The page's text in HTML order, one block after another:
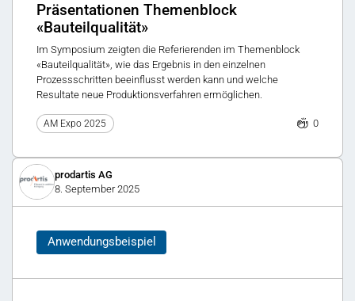
Präsentationen Themenblock
«Bauteilqualität»
Im Symposium zeigten die Referierenden im Themenblock
«Bauteilqualität», wie das Ergebnis in den einzelnen
Prozessschritten beeinflusst werden kann und welche
Resultate neue Produktionsverfahren ermöglichen.
AM Expo 2025 0
prodartis AG
8. September 2025
Anwendungsbeispiel